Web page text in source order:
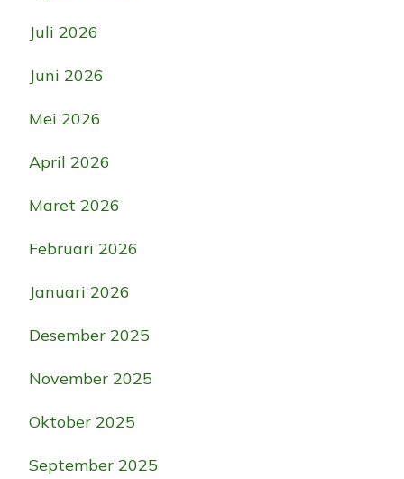
Juli 2026
Juni 2026
Mei 2026
April 2026
Maret 2026
Februari 2026
Januari 2026
Desember 2025
November 2025
Oktober 2025
September 2025